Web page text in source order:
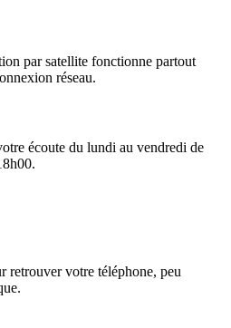
par satellite fonctionne partout
réseau.
écoute du lundi au vendredi de
retrouver votre téléphone, peu